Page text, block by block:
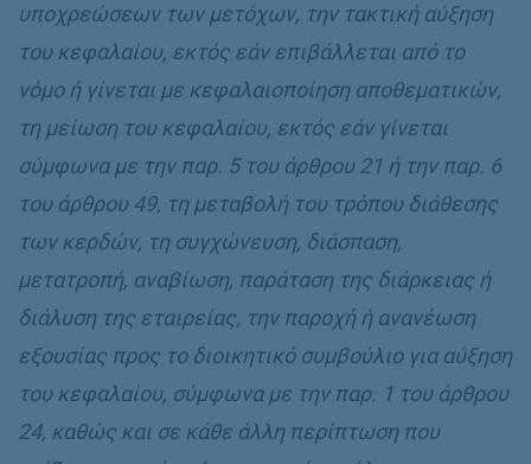
υποχρεώσεων των μετόχων, την τακτική αύξηση
του κεφαλαίου, εκτός εάν επιβάλλεται από το
νόμο ή γίνεται με κεφαλαιοποίηση αποθεματικών,
τη μείωση του κεφαλαίου, εκτός εάν γίνεται
σύμφωνα με την παρ. 5 του άρθρου 21 ή την παρ. 6
του άρθρου 49, τη μεταβολή του τρόπου διάθεσης
των κερδών, τη συγχώνευση, διάσπαση,
μετατροπή, αναβίωση, παράταση της διάρκειας ή
διάλυση της εταιρείας, την παροχή ή ανανέωση
εξουσίας προς το διοικητικό συμβούλιο για αύξηση
του κεφαλαίου, σύμφωνα με την παρ. 1 του άρθρου
24, καθώς και σε κάθε άλλη περίπτωση που